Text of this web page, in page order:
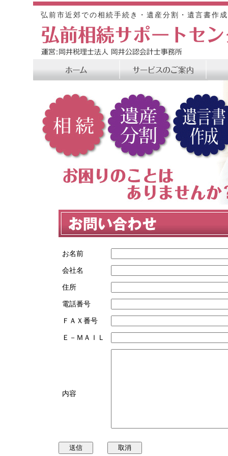
弘前市近郊での相続手続き・遺産分割・遺言書作
お名前
会社名
住所
電話番号
ＦＡＸ番号
Ｅ－ＭＡＩＬ
内容